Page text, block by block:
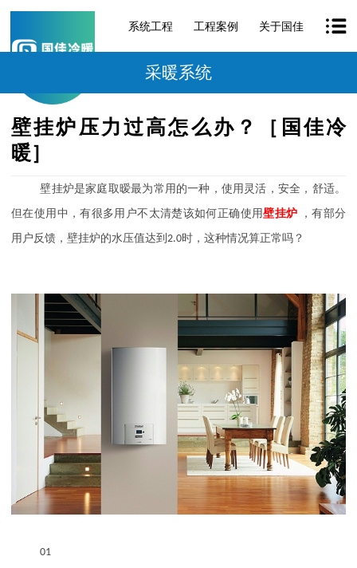
系统工程 工程案例 关于国佳
采暖系统
壁挂炉压力过高怎么办？［国佳冷
暖］
壁挂炉是家庭取暧最为常用的一种，使用灵活，安全，舒适。
但在使用中，有很多用户不太清楚该如何正确使用壁挂炉 ，有部分
用户反馈，壁挂炉的水压值达到2.0时，这种情况算正常吗？
01